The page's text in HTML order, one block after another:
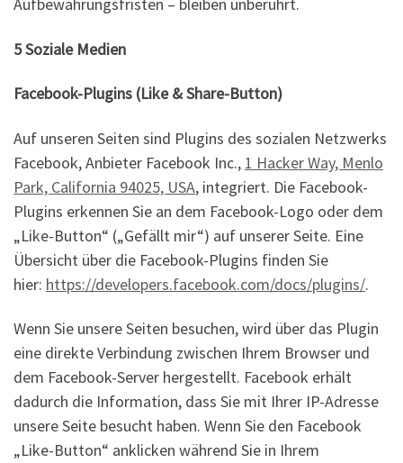
Aufbewahrungsfristen – bleiben unberührt.
5 Soziale Medien
Facebook-Plugins (Like & Share-Button)
Auf unseren Seiten sind Plugins des sozialen Netzwerks
Facebook, Anbieter Facebook Inc., 1 Hacker Way, Menlo
Park, California 94025, USA, integriert. Die Facebook-
Plugins erkennen Sie an dem Facebook-Logo oder dem
„Like-Button“ („Gefällt mir“) auf unserer Seite. Eine
Übersicht über die Facebook-Plugins finden Sie
hier: https://developers.facebook.com/docs/plugins/.
Wenn Sie unsere Seiten besuchen, wird über das Plugin
eine direkte Verbindung zwischen Ihrem Browser und
dem Facebook-Server hergestellt. Facebook erhält
dadurch die Information, dass Sie mit Ihrer IP-Adresse
unsere Seite besucht haben. Wenn Sie den Facebook
„Like-Button“ anklicken während Sie in Ihrem